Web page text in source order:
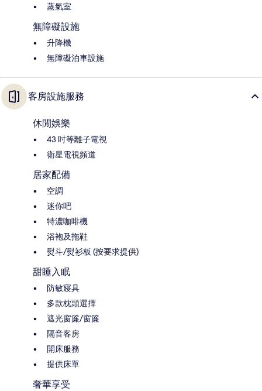
蒸氣室
無障礙設施
升降機
無障礙泊車設施
客房設施服務
休閒娛樂
43 吋等離子電視
衛星電視頻道
居家配備
空調
迷你吧
特濃咖啡機
浴袍及拖鞋
熨斗/熨衫板 (按要求提供)
甜睡入眠
防敏寢具
多款枕頭選擇
遮光窗簾/窗簾
隔音客房
開床服務
提供床單
奢華享受